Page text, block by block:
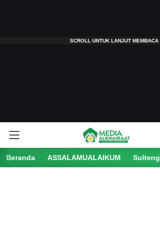
Beranda ASSALAMUALAIKUM Sulteng